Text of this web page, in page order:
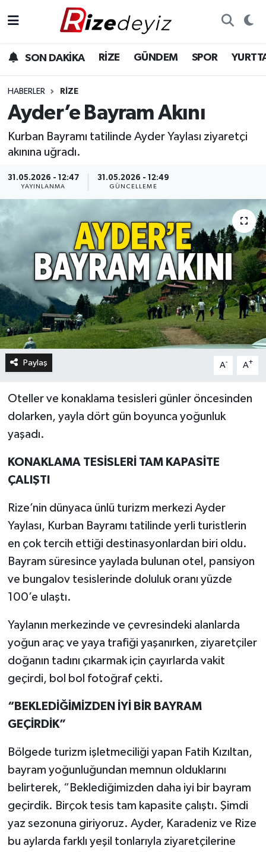
SON DAKİKA RİZE GÜNDEM SPOR
HABERLER RIZE
Ayder’e Bayram Akını
Kurban Bayramı tatilinde Ayder Yaylası ziyaretçi
akınına uğradı.
31.05.2026 - 12:47
YAYINLANMA
31.05.2026 - 12:49
GÜNCELLEME
Paylaş A- A+
Oteller ve konaklama tesisleri günler öncesinden
dolarken, yayla dört gün boyunca yoğunluk
yaşadı.
KONAKLAMA TESİSLERİ TAM KAPASİTE
ÇALIŞTI
Rize’nin dünyaca ünlü turizm merkezi Ayder
Yaylası, Kurban Bayramı tatilinde yerli turistlerin
en çok tercih ettiği destinasyonlardan biri oldu.
Bayram süresince yaylada bulunan otel, pansiyon
ve bungalov tesislerinde doluluk oranı yüzde
100’e ulaştı.
Yaylanın merkezinde ve çevresindeki alanlarda
yoğun araç ve yaya trafiği yaşanırken, ziyaretçiler
doğanın tadını çıkarmak için çayırlarda vakit
geçirdi, bol bol fotoğraf çekti.
“BEKLEDİĞİMİZDEN İYİ BİR BAYRAM
GEÇİRDİK”
Bölgede turizm işletmeciliği yapan Fatih Kızıltan,
bayram yoğunluğundan memnun olduklarını
belirterek, “Beklediğimizden daha iyi bir bayram
geçirdik. Birçok tesis tam kapasite çalıştı. Şimdi
yaz sezonuna giriyoruz. Ayder, Karadeniz ve Rize
bu aylarda farklı yeşil tonlarıyla ziyaretçilerine
Gündem
Yurttan Haberler
Ekonomi
Rize Hava Durumu
Rize Trafik Yoğunluk Haritası
Süper Lig Puan Durumu ve Fikstür
Haber Arşivi